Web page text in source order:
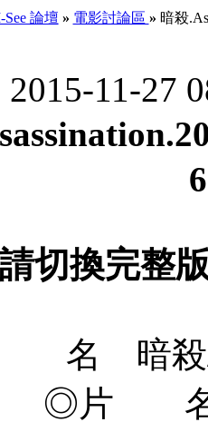
See 論壇 » 電影討論區 » 暗殺
2015-11-27
請切換完整
暗殺/復
◎片 名